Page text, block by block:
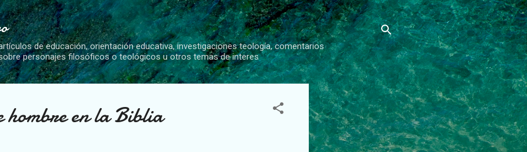
Ir al contenido principal
de educación, orientación educativa, investigaciones teología, comentarios
personajes filosóficos o teológicos u otros temas de interes
hombre en la Biblia